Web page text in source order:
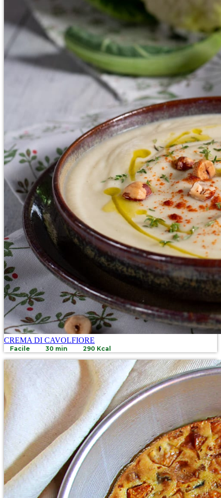
CREMA DI CAVOLFIORE
Facile 30 min 290 Kcal